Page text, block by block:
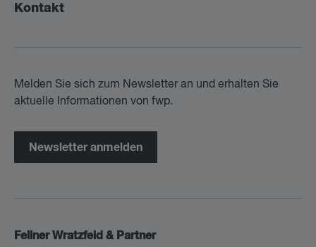
Kontakt
Melden Sie sich zum Newsletter an und erhalten Sie
aktuelle Informationen von fwp.
Newsletter anmelden
Fellner Wratzfeld & Partner